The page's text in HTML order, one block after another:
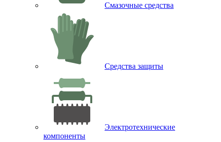
Смазочные средства
Средства защиты
Электротехнические
компоненты